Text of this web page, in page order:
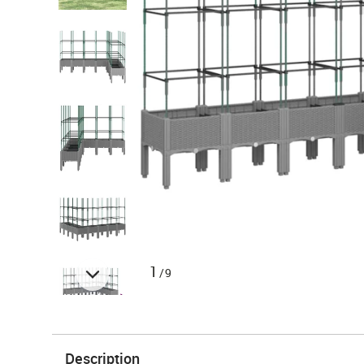
1 /9
Description